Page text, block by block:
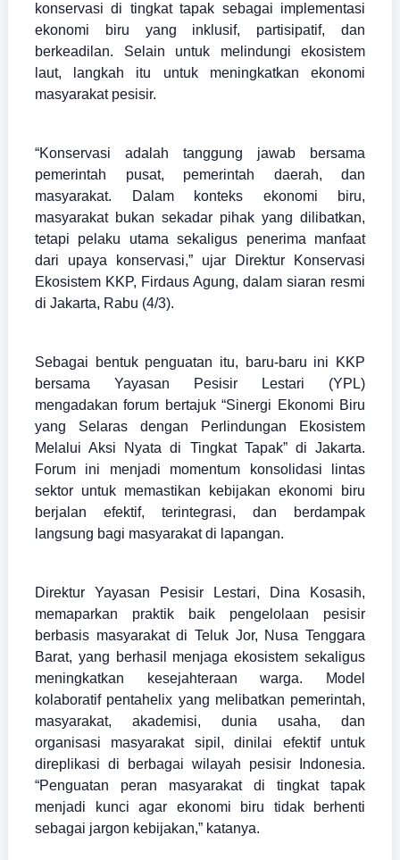
konservasi di tingkat tapak sebagai implementasi
ekonomi biru yang inklusif, partisipatif, dan
berkeadilan. Selain untuk melindungi ekosistem
laut, langkah itu untuk meningkatkan ekonomi
masyarakat pesisir.
“Konservasi adalah tanggung jawab bersama
pemerintah pusat, pemerintah daerah, dan
masyarakat. Dalam konteks ekonomi biru,
masyarakat bukan sekadar pihak yang dilibatkan,
tetapi pelaku utama sekaligus penerima manfaat
dari upaya konservasi,” ujar Direktur Konservasi
Ekosistem KKP, Firdaus Agung, dalam siaran resmi
di Jakarta, Rabu (4/3).
Sebagai bentuk penguatan itu, baru-baru ini KKP
bersama Yayasan Pesisir Lestari (YPL)
mengadakan forum bertajuk “Sinergi Ekonomi Biru
yang Selaras dengan Perlindungan Ekosistem
Melalui Aksi Nyata di Tingkat Tapak” di Jakarta.
Forum ini menjadi momentum konsolidasi lintas
sektor untuk memastikan kebijakan ekonomi biru
berjalan efektif, terintegrasi, dan berdampak
langsung bagi masyarakat di lapangan.
Direktur Yayasan Pesisir Lestari, Dina Kosasih,
memaparkan praktik baik pengelolaan pesisir
berbasis masyarakat di Teluk Jor, Nusa Tenggara
Barat, yang berhasil menjaga ekosistem sekaligus
meningkatkan kesejahteraan warga. Model
kolaboratif pentahelix yang melibatkan pemerintah,
masyarakat, akademisi, dunia usaha, dan
organisasi masyarakat sipil, dinilai efektif untuk
direplikasi di berbagai wilayah pesisir Indonesia.
“Penguatan peran masyarakat di tingkat tapak
menjadi kunci agar ekonomi biru tidak berhenti
sebagai jargon kebijakan,” katanya.